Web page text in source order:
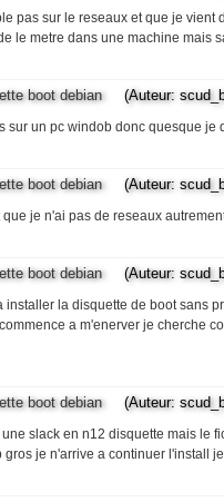
pas sur le reseaux et que je
le metre dans une machine mais
boot debian(Auteur:
sur un pc windob donc quesque je
boot debian(Auteur:
que je n'ai pas de reseaux
boot debian(Auteur:
installer la disquette de boot sans
a m'enerver je cherche
boot debian(Auteur:
slack en n12 disquette mais le
gros je n'arrive a continuer l'install